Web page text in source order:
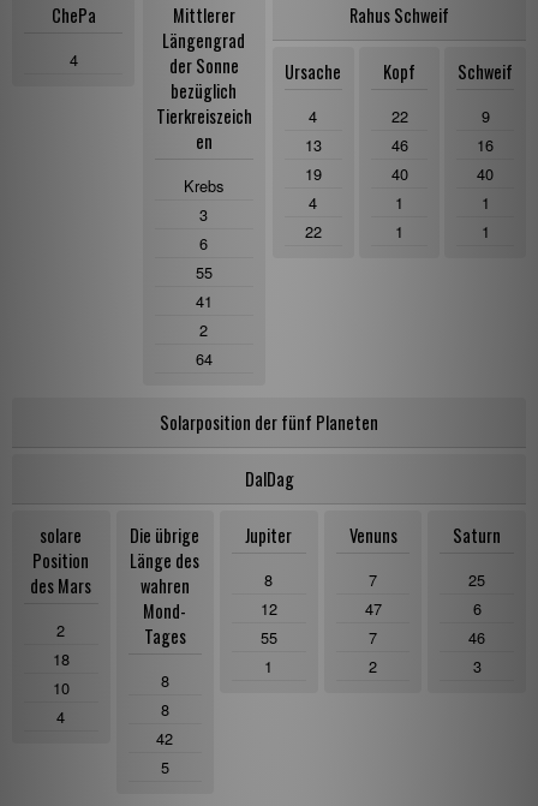
ChePa
4
Mittlerer
Längengrad
der Sonne
bezüglich
Tierkreiszeich
en
Krebs
3
6
55
41
2
64
Rahus Schweif
Ursache
4
13
19
4
22
Kopf
22
46
40
1
1
Schweif
9
16
40
1
1
Solarposition der fünf Planeten
DalDag
solare
Position
des Mars
2
18
10
4
Die übrige
Länge des
wahren
Mond-
Tages
8
8
42
5
Jupiter
8
12
55
1
Venuns
7
47
7
2
Saturn
25
6
46
3